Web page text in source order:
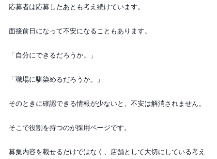
応募者は応募したあとも考え続けています。
面接前日になって不安になることもあります。
「自分にできるだろうか。」
「職場に馴染めるだろうか。」
そのときに確認できる情報が少ないと、不安は解消されません。
そこで役割を持つのが採用ページです。
募集内容を載せるだけではなく、店舗として大切にしている考え